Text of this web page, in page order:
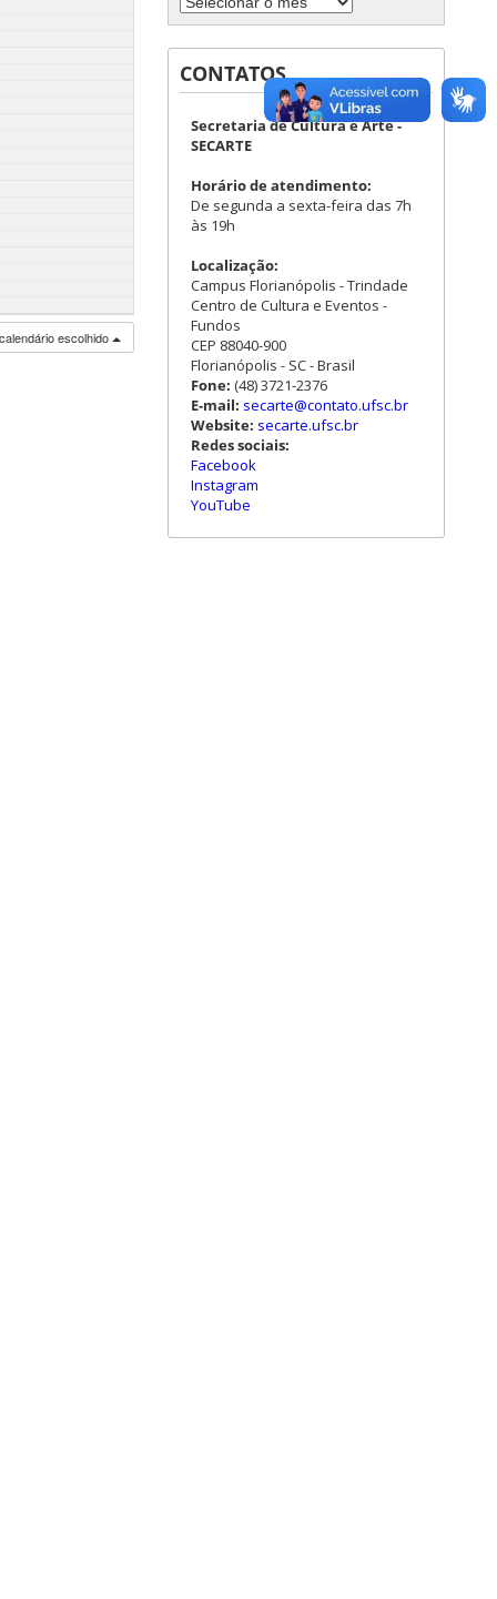
escolhido
CONTATOS
Secretaria de Cultura e Arte -
SECARTE
Horário de atendimento:
De segunda a sexta-feira das 7h
às 19h
Localização:
Campus Florianópolis - Trindade
Centro de Cultura e Eventos -
Fundos
CEP 88040-900
Florianópolis - SC - Brasil
Fone: (48) 3721-2376
E-mail: secarte@contato.ufsc.br
Website: secarte.ufsc.br
Redes sociais:
Facebook
Instagram
YouTube